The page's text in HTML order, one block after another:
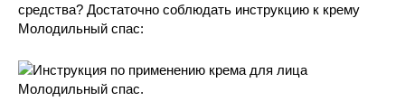
средства? Достаточно соблюдать инструкцию к крему
Молодильный спас: